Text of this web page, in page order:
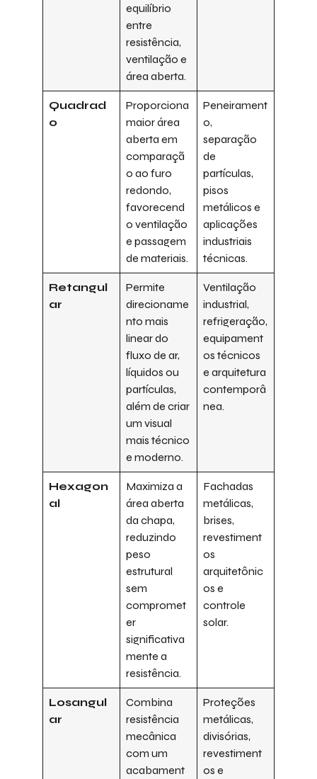
equilíbrio
entre
resistência,
ventilação e
área aberta.
Quadrad
o
Proporciona
maior área
aberta em
comparaçã
o ao furo
redondo,
favorecend
o ventilação
e passagem
de materiais.
Peneirament
o,
separação
de
partículas,
pisos
metálicos e
aplicações
industriais
técnicas.
Retangul
ar
Permite
direcioname
nto mais
linear do
fluxo de ar,
líquidos ou
partículas,
além de criar
um visual
mais técnico
e moderno.
Ventilação
industrial,
refrigeração,
equipament
os técnicos
e arquitetura
contemporâ
nea.
Hexagon
al
Maximiza a
área aberta
da chapa,
reduzindo
peso
estrutural
sem
compromet
er
significativa
mente a
resistência.
Fachadas
metálicas,
brises,
revestiment
os
arquitetônic
os e
controle
solar.
Losangul
ar
Combina
resistência
mecânica
com um
acabament
Proteções
metálicas,
divisórias,
revestiment
os e